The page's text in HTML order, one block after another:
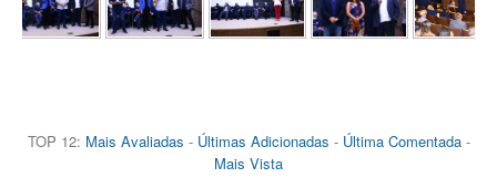
TOP 12: Mais Avaliadas - Últimas Adicionadas - Última Comentada-
Mais Vista